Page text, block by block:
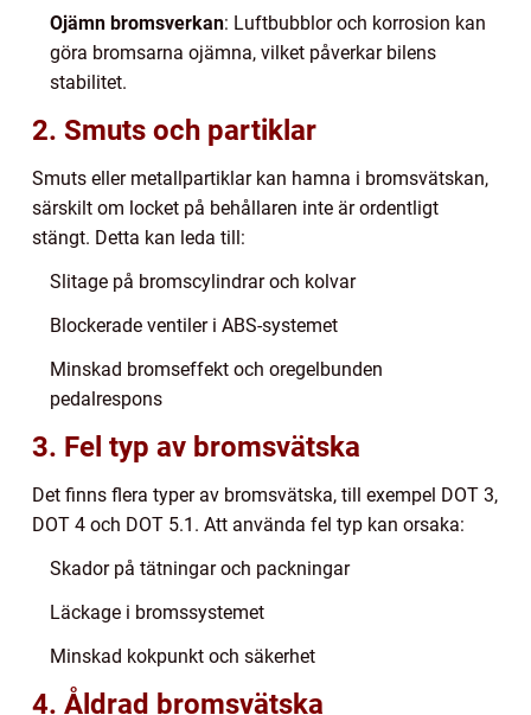
Ojämn bromsverkan: Luftbubblor och korrosion kan
göra bromsarna ojämna, vilket påverkar bilens
stabilitet.
2. Smuts och partiklar
Smuts eller metallpartiklar kan hamna i bromsvätskan,
särskilt om locket på behållaren inte är ordentligt
stängt. Detta kan leda till:
Slitage på bromscylindrar och kolvar
Blockerade ventiler i ABS-systemet
Minskad bromseffekt och oregelbunden
pedalrespons
3. Fel typ av bromsvätska
Det finns flera typer av bromsvätska, till exempel DOT 3,
DOT 4 och DOT 5.1. Att använda fel typ kan orsaka:
Skador på tätningar och packningar
Läckage i bromssystemet
Minskad kokpunkt och säkerhet
4. Åldrad bromsvätska